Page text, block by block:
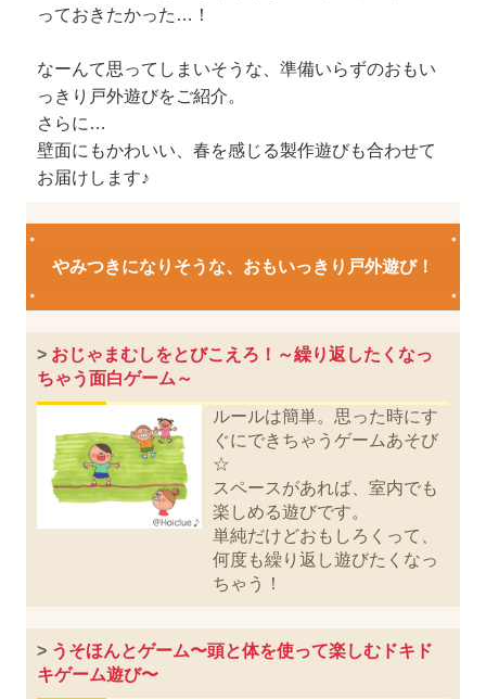
っておきたかった…！
なーんて思ってしまいそうな、準備いらずのおもい
っきり戸外遊びをご紹介。
さらに…
壁面にもかわいい、春を感じる製作遊びも合わせて
お届けします♪
やみつきになりそうな、おもいっきり戸外遊び！
> おじゃまむしをとびこえろ！～繰り返したくなっ
ちゃう面白ゲーム～
ルールは簡単。思った時にす
ぐにできちゃうゲームあそび
☆
スペースがあれば、室内でも
楽しめる遊びです。
単純だけどおもしろくって、
何度も繰り返し遊びたくなっ
ちゃう！
> うそほんとゲーム〜頭と体を使って楽しむドキド
キゲーム遊び〜